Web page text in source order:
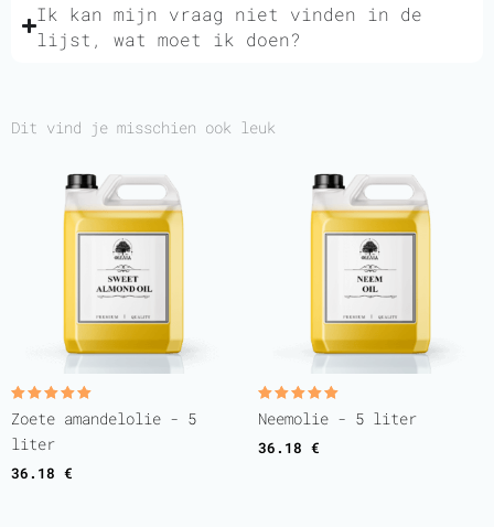
Ik kan mijn vraag niet vinden in de
lijst, wat moet ik doen?
Dit vind je misschien ook leuk
Gewaardeerd
5.00
uit 5
Zoete amandelolie - 5
liter
36.18 €
Gewaardeerd
5.00
Neemolie - 5 liter
36.18 €